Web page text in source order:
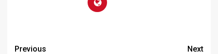
Previous
Next